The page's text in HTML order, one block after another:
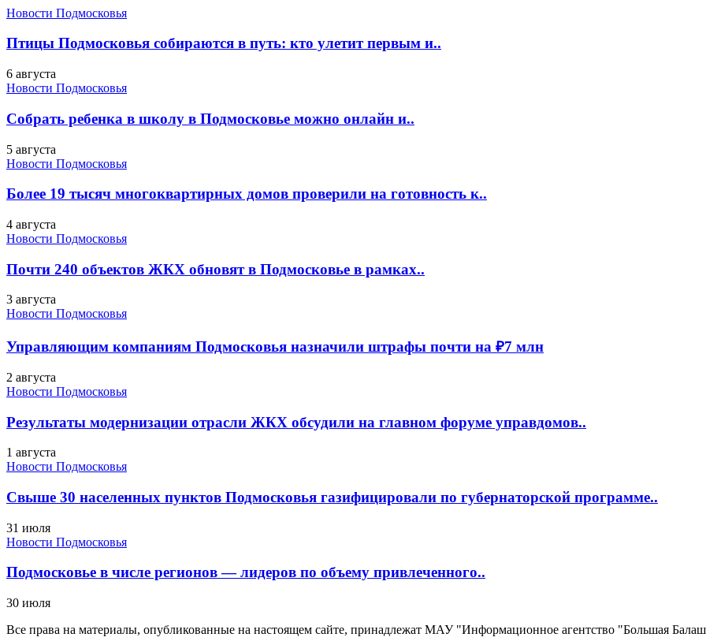
Новости Подмосковья
Птицы Подмосковья собираются в путь: кто улетит первым и..
6 августа
Новости Подмосковья
Собрать ребенка в школу в Подмосковье можно онлайн и..
5 августа
Новости Подмосковья
Более 19 тысяч многоквартирных домов проверили на готовность к..
4 августа
Новости Подмосковья
Почти 240 объектов ЖКХ обновят в Подмосковье в рамках..
3 августа
Новости Подмосковья
Управляющим компаниям Подмосковья назначили штрафы почти на ₽7 млн
2 августа
Новости Подмосковья
Результаты модернизации отрасли ЖКХ обсудили на главном форуме управдомов..
1 августа
Новости Подмосковья
Свыше 30 населенных пунктов Подмосковья газифицировали по губернаторской программе..
31 июля
Новости Подмосковья
Подмосковье в числе регионов — лидеров по объему привлеченного..
30 июля
Все права на материалы, опубликованные на настоящем сайте, принадлежат МАУ "Информационное агентство "Большая